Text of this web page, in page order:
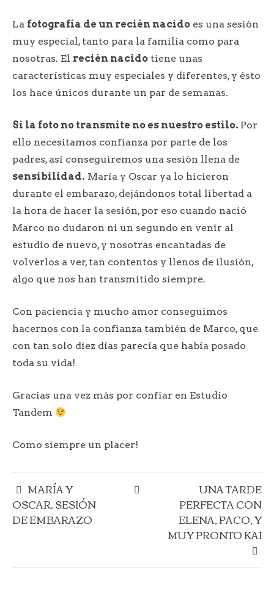
La fotografía de un recién nacido es una sesión
muy especial, tanto para la familia como para
nosotras. El recién nacido tiene unas
características muy especiales y diferentes, y ésto
los hace únicos durante un par de semanas.
Si la foto no transmite no es nuestro estilo. Por
ello necesitamos confianza por parte de los
padres, así conseguiremos una sesión llena de
sensibilidad. María y Oscar ya lo hicieron
durante el embarazo, dejándonos total libertad a
la hora de hacer la sesión, por eso cuando nació
Marco no dudaron ni un segundo en venir al
estudio de nuevo, y nosotras encantadas de
volverlos a ver, tan contentos y llenos de ilusión,
algo que nos han transmitido siempre.
Con paciencia y mucho amor conseguimos
hacernos con la confianza también de Marco, que
con tan solo diez días parecía que había posado
toda su vida!
Gracias una vez más por confiar en Estudio
Tandem
Como siempre un placer!
MARÍA Y
OSCAR, SESIÓN
DE EMBARAZO
UNA TARDE
PERFECTA CON
ELENA, PACO, Y
MUY PRONTO KAI